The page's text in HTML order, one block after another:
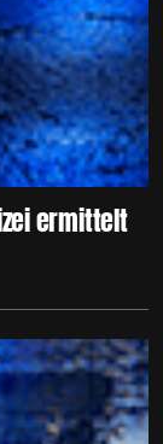
ermittelt